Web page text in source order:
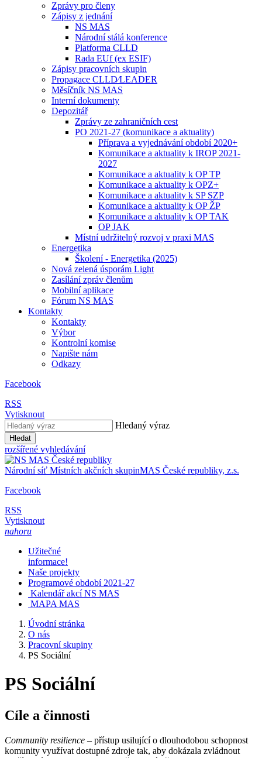
Zprávy pro členy
Zápisy z jednání
NS MAS
Národní stálá konference
Platforma CLLD
Rada EUf (ex ESIF)
Zápisy pracovních skupin
Propagace CLLD⁄LEADER
Měsíčník NS MAS
Interní dokumenty
Depozitář
Zprávy ze zahraničních cest
PO 2021-27 (komunikace a aktuality)
Příprava a vyjednávání období 2020+
Komunikace a aktuality k IROP 2021-
2027
Komunikace a aktuality k OP TP
Komunikace a aktuality k OPZ+
Komunikace a aktuality k SP SZP
Komunikace a aktuality k OP ŽP
Komunikace a aktuality k OP TAK
OP JAK
Místní udržitelný rozvoj v praxi MAS
Energetika
Školení - Energetika (2025)
Nová zelená úsporám Light
Zasílání zpráv členům
Mobilní aplikace
Fórum NS MAS
Kontakty
Kontakty
Výbor
Kontrolní komise
Napište nám
Odkazy
Facebook
RSS
Vytisknout
Hledaný výraz
Hledat
rozšířené vyhledávání
Národní síť Místních akčních skupinMAS České republiky, z.s.
Facebook
RSS
Vytisknout
nahoru
Užitečné
informace!
Naše projekty
Programové období 2021-27
Kalendář akcí NS MAS
MAPA MAS
Úvodní stránka
O nás
Pracovní skupiny
PS Sociální
PS Sociální
Cíle a činnosti
Community resilience – přístup usilující o dlouhodobou schopnost
komunity využívat dostupné zdroje tak, aby dokázala zvládnout